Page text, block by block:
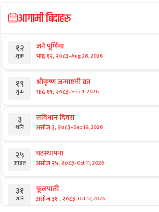
आगामी बिदाहरु
१२
शुक्र
जनै पूर्णिमा
भाद्र १२, २०८३-Aug 28, 2026
१९
शुक्र
श्रीकृष्ण जन्माष्टमी व्रत
भाद्र १९, २०८३-Sep 4, 2026
३
शनि
संविधान दिवस
असोज ३, २०८३-Sep 19, 2026
२५
आइत
घटस्थापना
असोज २५, २०८३-Oct 11, 2026
३१
शनि
फूलपाती
असोज ३१ , २०८३-Oct 17, 2026